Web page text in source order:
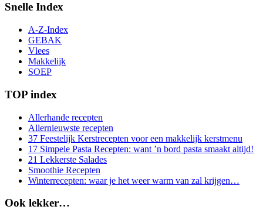
Snelle Index
A-Z-Index
GEBAK
Vlees
Makkelijk
SOEP
TOP index
Allerhande recepten
Allernieuwste recepten
37 Feestelijk Kerstrecepten voor een makkelijk kerstmenu
17 Simpele Pasta Recepten: want ’n bord pasta smaakt altijd!
21 Lekkerste Salades
Smoothie Recepten
Winterrecepten: waar je het weer warm van zal krijgen…
Ook lekker…